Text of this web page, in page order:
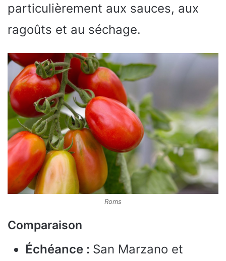
particulièrement aux sauces, aux
ragoûts et au séchage.
Roms
Comparaison
Échéance : San Marzano et